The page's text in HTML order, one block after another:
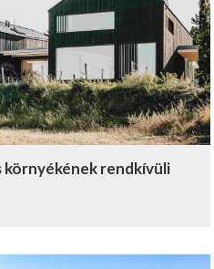
környékének rendkívüli